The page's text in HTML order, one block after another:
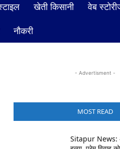
खेती किसानी
वेब
नौकरी
- Advertisment -
MOST READ
Sitapur News: